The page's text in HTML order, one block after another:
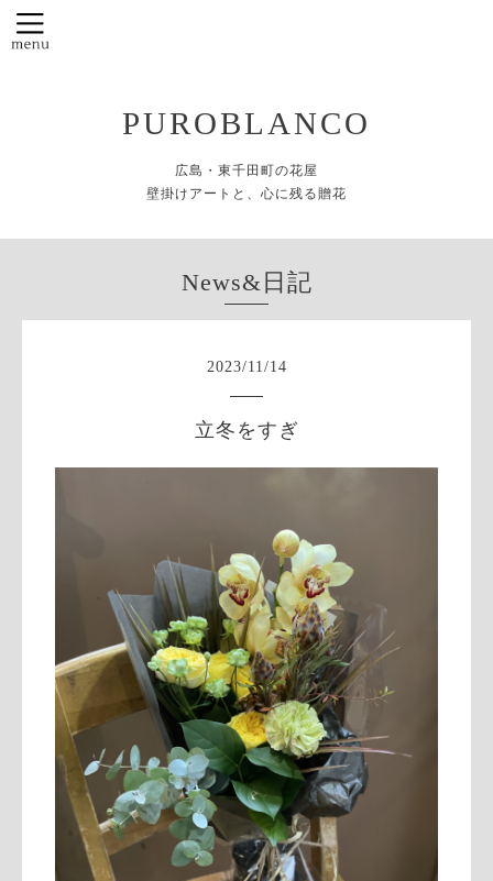
PUROBLANCO
広島・東千田町の花屋
壁掛けアートと、心に残る贈花
News&日記
2023/11 /14
立冬をすぎ